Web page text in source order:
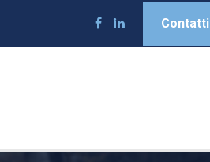
Contatti